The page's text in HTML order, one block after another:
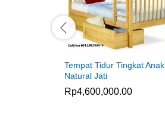
Tempat Tidur Tingkat Anak
Natural Jati
Rp4,600,000.00